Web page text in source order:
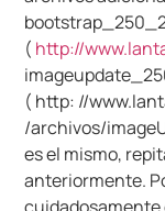
( http://
( http: //
/archivos/
es el mismo,
anteriormente.